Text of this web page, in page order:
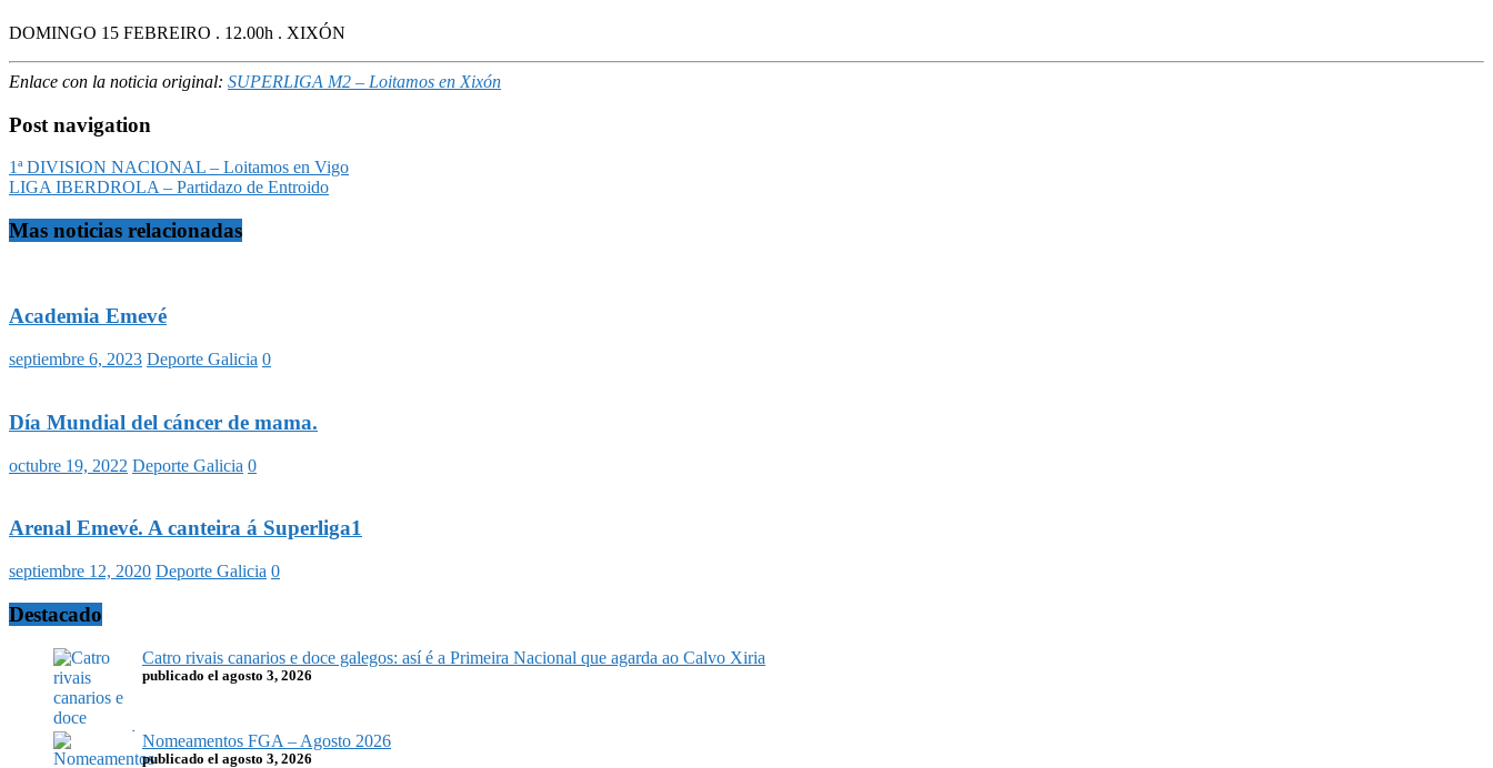
DOMINGO 15 FEBREIRO . 12.00h . XIXÓN
Enlace con la noticia original: SUPERLIGA M2 – Loitamos en Xixón
Post navigation
1ª DIVISION NACIONAL – Loitamos en Vigo
LIGA IBERDROLA – Partidazo de Entroido
Mas noticias relacionadas
Academia Emevé
septiembre 6, 2023 Deporte Galicia 0
Día Mundial del cáncer de mama.
octubre 19, 2022 Deporte Galicia 0
Arenal Emevé. A canteira á Superliga1
septiembre 12, 2020 Deporte Galicia 0
Destacado
Catro rivais canarios e doce galegos: así é a Primeira Nacional que agarda ao Calvo Xiria
publicado el agosto 3, 2026
Nomeamentos FGA – Agosto 2026
publicado el agosto 3, 2026